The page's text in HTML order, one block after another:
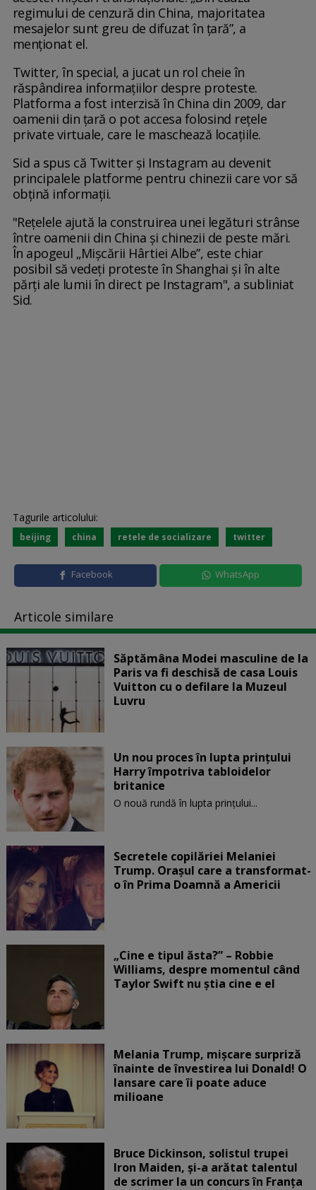
regimului de cenzură din China, majoritatea
mesajelor sunt greu de difuzat în țară”, a
menționat el.
Twitter, în special, a jucat un rol cheie în
răspândirea informațiilor despre proteste.
Platforma a fost interzisă în China din 2009, dar
oamenii din țară o pot accesa folosind rețele
private virtuale, care le maschează locațiile.
Sid a spus că Twitter și Instagram au devenit
principalele platforme pentru chinezii care vor să
obțină informații.
"Rețelele ajută la construirea unei legături strânse
între oamenii din China și chinezii de peste mări.
În apogeul „Mișcării Hârtiei Albe”, este chiar
posibil să vedeți proteste în Shanghai și în alte
părți ale lumii în direct pe Instagram", a subliniat
Sid.
Tagurile articolului:
beijing china retele de socializare twitter
Facebook WhatsApp
Articole similare
Săptămâna Modei masculine de la
Paris va fi deschisă de casa Louis
Vuitton cu o defilare la Muzeul
Luvru
Un nou proces în lupta prinţului
Harry împotriva tabloidelor
britanice
O nouă rundă în lupta prinţului...
Secretele copilăriei Melaniei
Trump. Orașul care a transformat-
o în Prima Doamnă a Americii
„Cine e tipul ăsta?” – Robbie
Williams, despre momentul când
Taylor Swift nu știa cine e el
Melania Trump, mișcare surpriză
înainte de învestirea lui Donald! O
lansare care îi poate aduce
milioane
Bruce Dickinson, solistul trupei
Iron Maiden, şi-a arătat talentul
de scrimer la un concurs în Franţa